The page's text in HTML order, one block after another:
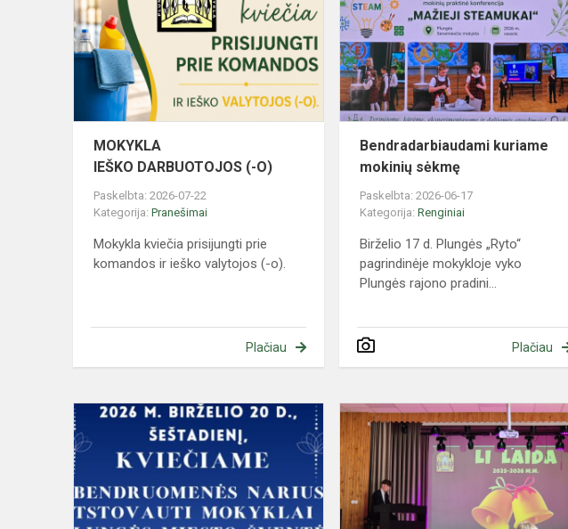
O)
MOKYKLA
IEŠKO DARBUOTOJOS (-O)
Paskelbta: 2026-07-22
Kategorija: Pranešimai
Mokykla kviečia prisijungti prie
komandos ir ieško valytojos (-o).
Plačiau
Bendradarbiaudami kuriame
mokinių sėkmę
Paskelbta: 2026-06-17
Kategorija:Renginiai
Birželio 17 d. Plungės „Ryto“
pagrindinėje mokykloje vyko
Plungės rajono pradini...
Plačiau
Kviečiame
į
Plungės
miesto
šventės
eiseną!